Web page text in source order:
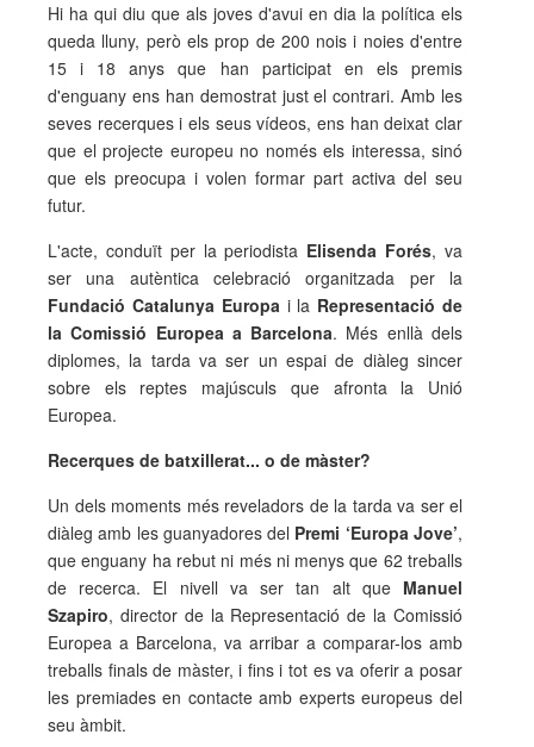
Hi ha qui diu que als joves d'avui en dia la política els
queda lluny, però els prop de 200 nois i noies d'entre
15 i 18 anys que han participat en els premis
d'enguany ens han demostrat just el contrari. Amb les
seves recerques i els seus vídeos, ens han deixat clar
que el projecte europeu no només els interessa, sinó
que els preocupa i volen formar part activa del seu
futur.
L'acte, conduït per la periodista Elisenda Forés, va
ser una autèntica celebració organitzada per la
Fundació Catalunya Europai la Representació de
la Comissió Europea a Barcelona. Més enllà dels
diplomes, la tarda va ser un espai de diàleg sincer
sobre els reptes majúsculs que afronta la Unió
Europea.
Recerques de batxillerat... o de màster?
Un dels moments més reveladors de la tarda va ser el
diàleg amb les guanyadores del Premi ‘Europa Jove’,
que enguany ha rebut ni més ni menys que 62 treballs
de recerca. El nivell va ser tan alt que Manuel
Szapiro, director de la Representació de la Comissió
Europea a Barcelona, va arribar a comparar-los amb
treballs finals de màster, i fins i tot es va oferir a posar
les premiades en contacte amb experts europeus del
seu àmbit.